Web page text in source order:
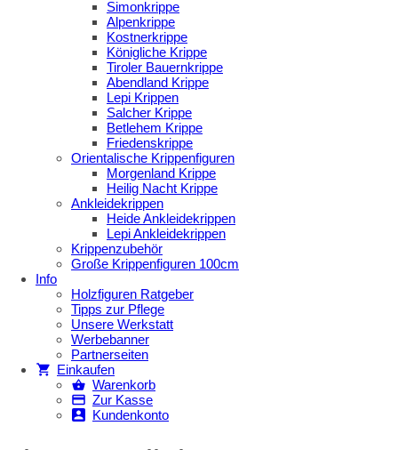
Simonkrippe
Alpenkrippe
Kostnerkrippe
Königliche Krippe
Tiroler Bauernkrippe
Abendland Krippe
Lepi Krippen
Salcher Krippe
Betlehem Krippe
Friedenskrippe
Orientalische Krippenfiguren
Morgenland Krippe
Heilig Nacht Krippe
Ankleidekrippen
Heide Ankleidekrippen
Lepi Ankleidekrippen
Krippenzubehör
Große Krippenfiguren 100cm
Info
Holzfiguren Ratgeber
Tipps zur Pflege
Unsere Werkstatt
Werbebanner
Partnerseiten
Einkaufen
Warenkorb
Zur Kasse
Kundenkonto